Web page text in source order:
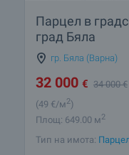
Парцел в
град Бяла
гр. Бяла (Варна)
32 000 € 34 000€
(49 €/м2)
Площ: 649.00 м2
Тип на имота: